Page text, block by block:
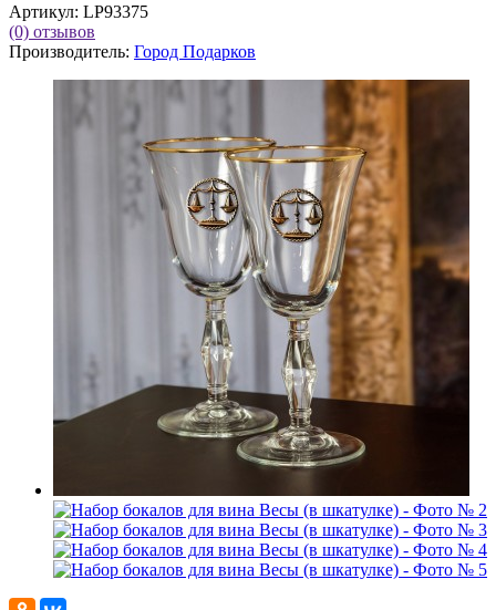
Артикул: LP93375
(0) отзывов
Производитель: Город Подарков